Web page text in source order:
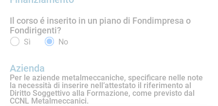
Il corso é inserito in un piano di Fondimpresa o
Fondirigenti?
Sì No
Azienda
Per le aziende metalmeccaniche, specificare nelle note
la necessità di inserire nell’attestato il riferimento al
Diritto Soggettivo alla Formazione, come previsto dal
CCNL Metalmeccanici.